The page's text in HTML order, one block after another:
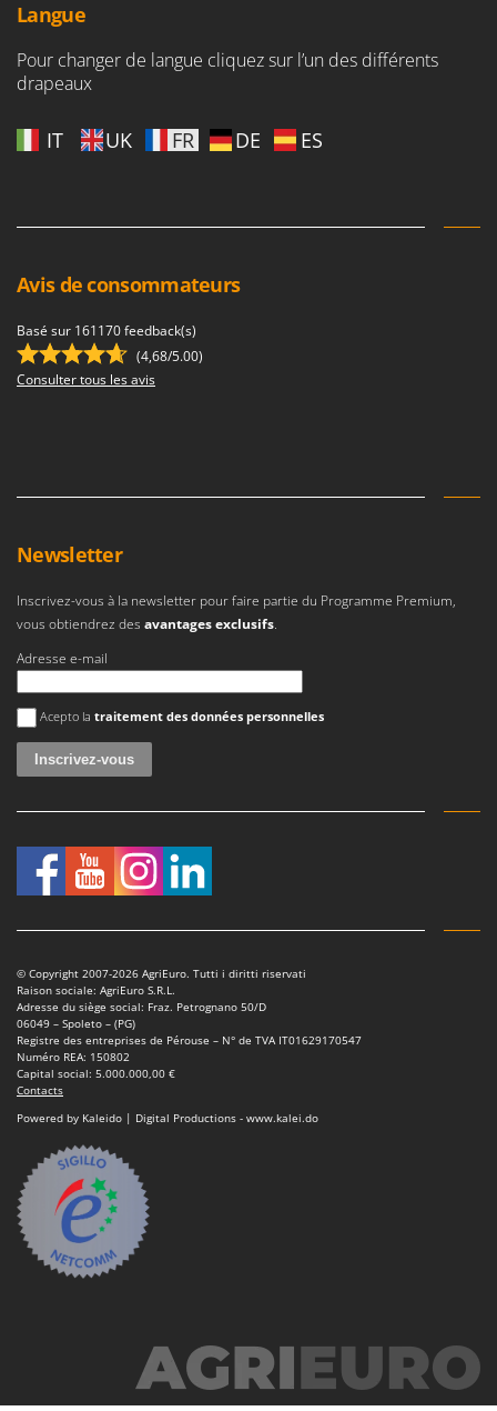
McCulloch
MCH
Michelin
Mille
More than chef
MOVA
Mowox
MTD
Ninja
Novital
NuAir
NuovaFac
O
Officine Savioli
Oliviero
Olix
Ompagrill
Ooni
Oriental Koshin
P
Palazzetti
Palumbo Pavi
Partisani
Paterlini
Philips
Pramac
Prismafood
Langue
Pour changer de langue cliquez sur l’un des différents
drapeaux
IT UK FR DE ES
Avis de consommateurs
Basé sur 161170 feedback(s)
(4,68/5.00)
Consulter tous les avis
Newsletter
Inscrivez-vous à la newsletter pour faire partie du Programme Premium,
vous obtiendrez des avantages exclusifs.
Adresse e-mail
Une erreur est survenue
Acepto la traitement des données personnelles
© Copyright 2007-2026 AgriEuro. Tutti i diritti riservati
Raison sociale: AgriEuro S.R.L.
Adresse du siège social: Fraz. Petrognano 50/D
06049 – Spoleto – (PG)
Registre des entreprises de Pérouse – N° de TVA IT01629170547
Numéro REA: 150802
Capital social: 5.000.000,00 €
Contacts
Powered by Kaleido | Digital Productions - www.kalei.do